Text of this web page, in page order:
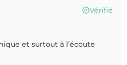
Vérifié
et surtout à l’écoute